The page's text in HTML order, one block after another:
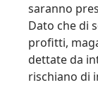
saranno
Dato che di
profitti,
dettate da
rischiano di